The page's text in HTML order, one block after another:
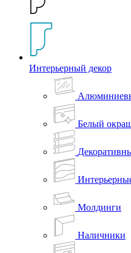
Интерьерный декор
Белый
Молдинги
Наличники